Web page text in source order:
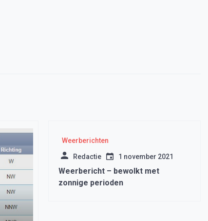
Weerberichten
Redactie 1 november 2021
Weerbericht – bewolkt met
zonnige perioden